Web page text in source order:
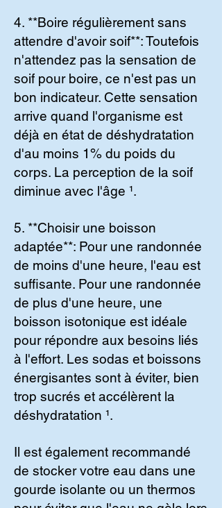
4. **Boire régulièrement sans
attendre d'avoir soif**: Toutefois
n'attendez pas la sensation de
soif pour boire, ce n'est pas un
bon indicateur. Cette sensation
arrive quand l'organisme est
déjà en état de déshydratation
d'au moins 1% du poids du
corps. La perception de la soif
diminue avec l'âge ¹.
5. **Choisir une boisson
adaptée**: Pour une randonnée
de moins d'une heure, l'eau est
suffisante. Pour une randonnée
de plus d'une heure, une
boisson isotonique est idéale
pour répondre aux besoins liés
à l'effort. Les sodas et boissons
énergisantes sont à éviter, bien
trop sucrés et accélèrent la
déshydratation ¹.
Il est également recommandé
de stocker votre eau dans une
gourde isolante ou un thermos